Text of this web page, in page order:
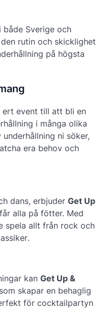
både Sverige och
den rutin och skicklighet
på högsta
ert event till att bli en
i många olika
ni söker,
era behov och
dans, erbjuder Get Up
alla på fötter. Med
spela allt från rock och
.
kan Get Up &
skapar en behaglig
för cocktailpartyn